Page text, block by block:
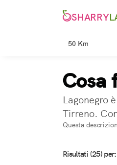
SHARRY
50 Km
Cosa
Lagonegro
Tirreno.
Questa
Risultati (25)